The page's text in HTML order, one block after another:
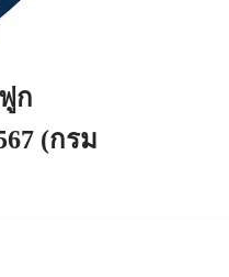
ก
(กรม